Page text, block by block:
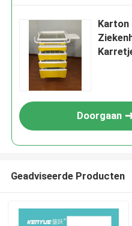
Karton
Doorgaan
Geadviseerde Producten